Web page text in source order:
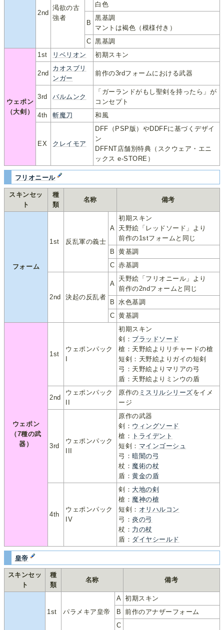
2nd
渇欲の古
強者
白色
B
黒基調
マントは褐色（模様付き）
C 黒基調
ウェポン
（大剣）
1st リベリオン 初期スキン
2nd
カオスブリ
ンガー
前作の3rdフォームにおける武器
3rd バルムンク
「ガーランドがもし聖剣を持ったら」が
コンセプト
4th
斬魔刀 和風
EX クレイモア
DFF（PSP版）やDDFFに基づくデザイ
ン
DFFNT店舗別特典（スクウェア・エニ
ックス e-STORE）
フリオニール
スキンセッ
ト
種
類
名称 備考
フォーム
1st 反乱軍の義士
A
初期スキン
天野絵「レッドソード」より
前作の1stフォームと同じ
B 黄基調
C 赤基調
2nd 決起の反乱者
A
天野絵「フリオニール」より
前作の2ndフォームと同じ
B
水色基調
C 黄基調
ウェポン
（7種の武
器）
1st
ウェポンパック
I
初期スキン
剣： ブラッドソード
槍：天野絵よりリチャードの槍
短剣：天野絵よりガイの短剣
弓：天野絵よりマリアの弓
盾：天野絵よりミンウの盾
2nd
ウェポンパック
II
原作の ミスリルシリーズをイメ
ージ
3rd
ウェポンパック
III
原作の武器
剣： ウィングソード
槍： トライデント
短剣： マインゴーシュ
弓：暗闇の弓
杖： 魔術の杖
盾：黄金の盾
4th
ウェポンパック
IV
剣： 大地の剣
槍： 魔神の槍
短剣： オリハルコン
弓：炎の弓
杖： 力の杖
盾： ダイヤシールド
皇帝
スキンセッ
ト
種
類
名称 備考
1st パラメキア皇帝
A 初期スキン
B 前作のアナザーフォーム
C